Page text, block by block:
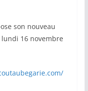
son nouveau
16 novembre